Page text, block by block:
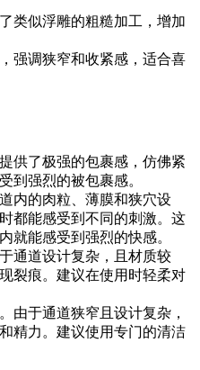
类似浮雕的粗糙加工，增加
强调狭窄和收紧感，适合喜
供了极强的包裹感，仿佛紧
到强烈的被包裹感。
内的肉粒、薄膜和狭穴设
都能感受到不同的刺激。这
就能感受到强烈的快感。
通道设计复杂，且材质较
裂痕。建议在使用时轻柔对
由于通道狭窄且设计复杂，
精力。建议使用专门的清洁